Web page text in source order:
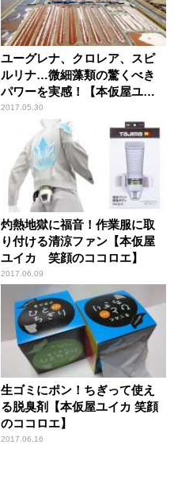
ユーグレナ、クロレア、スピ
ルリナ…微細藻類の驚くべき
パワーを実感！【本仮屋ユイ
カ 笑顔のココロエ】
2017.05.30
灼熱地獄に福音！作業服に取
り付ける清涼ファン【本仮屋
ユイカ 笑顔のココロエ】
2017.06.09
生ゴミにポン！ちぎって使え
る脱臭剤【本仮屋ユイカ 笑顔
のココロエ】
2017.06.16